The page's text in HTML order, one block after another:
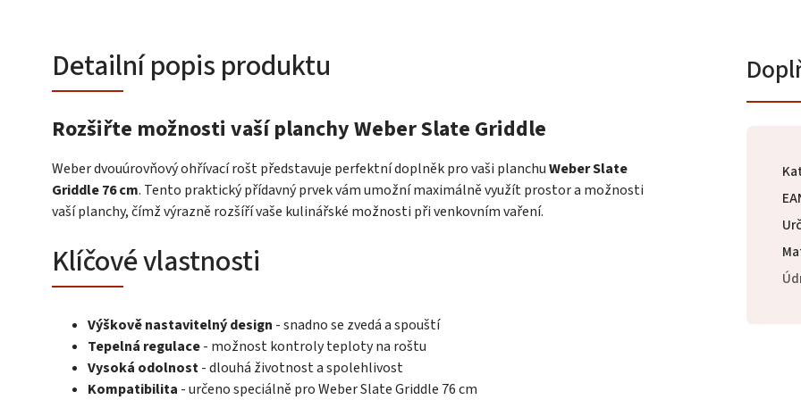
Detailní popis produktu
Rozšiřte možnosti vaší planchy Weber Slate Griddle
Weber dvouúrovňový ohřívací rošt představuje perfektní doplněk pro vaši planchuWeber Slate
Griddle 76 cm. Tento praktický přídavný prvek vám umožní maximálně využít prostor a možnosti
vaší planchy, čímž výrazně rozšíří vaše kulinářské možnosti při venkovním vaření.
Klíčové vlastnosti
Výškově nastavitelný design - snadno se zvedá a spouští
Tepelná regulace- možnost kontroly teploty na roštu
Vysoká odolnost- dlouhá životnost a spolehlivost
Kompatibilita - určeno speciálně pro Weber Slate Griddle 76 cm